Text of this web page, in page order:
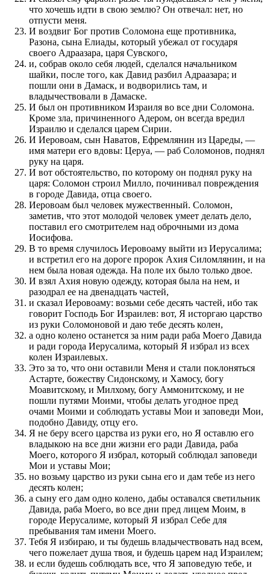
что хочешь идти в свою землю? Он отвечал: нет, но
отпусти меня.
И воздвиг Бог против Соломона еще противника,
Разона, сына Елиады, который убежал от государя
своего Адраазара, царя Сувского,
и, собрав около себя людей, сделался начальником
шайки, после того, как Давид разбил Адраазара; и
пошли они в Дамаск, и водворились там, и
владычествовали в Дамаске.
И был он противником Израиля во все дни Соломона.
Кроме зла, причиненного Адером, он всегда вредил
Израилю и сделался царем Сирии.
И Иеровоам, сын Наватов, Ефремлянин из Цареды, —
имя матери его вдовы: Церуа, — раб Соломонов, поднял
руку на царя.
И вот обстоятельство, по которому он поднял руку на
царя: Соломон строил Милло, починивал повреждения
в городе Давида, отца своего.
Иеровоам был человек мужественный. Соломон,
заметив, что этот молодой человек умеет делать дело,
поставил его смотрителем над оброчными из дома
Иосифова.
В то время случилось Иеровоаму выйти из Иерусалима;
и встретил его на дороге пророк Ахия Силомлянин, и на
нем была новая одежда. На поле их было только двое.
И взял Ахия новую одежду, которая была на нем, и
разодрал ее на двенадцать частей,
и сказал Иеровоаму: возьми себе десять частей, ибо так
говорит Господь Бог Израилев: вот, Я исторгаю царство
из руки Соломоновой и даю тебе десять колен,
а одно колено останется за ним ради раба Моего Давида
и ради города Иерусалима, который Я избрал из всех
колен Израилевых.
Это за то, что они оставили Меня и стали поклоняться
Астарте, божеству Сидонскому, и Хамосу, богу
Моавитскому, и Милхому, богу Аммонитскому, и не
пошли путями Моими, чтобы делать угодное пред
очами Моими и соблюдать уставы Мои и заповеди Мои,
подобно Давиду, отцу его.
Я не беру всего царства из руки его, но Я оставлю его
владыкою на все дни жизни его ради Давида, раба
Моего, которого Я избрал, который соблюдал заповеди
Мои и уставы Мои;
но возьму царство из руки сына его и дам тебе из него
десять колен;
а сыну его дам одно колено, дабы оставался светильник
Давида, раба Моего, во все дни пред лицем Моим, в
городе Иерусалиме, который Я избрал Себе для
пребывания там имени Моего.
Тебя Я избираю, и ты будешь владычествовать над всем,
чего пожелает душа твоя, и будешь царем над Израилем;
и если будешь соблюдать все, что Я заповедую тебе, и